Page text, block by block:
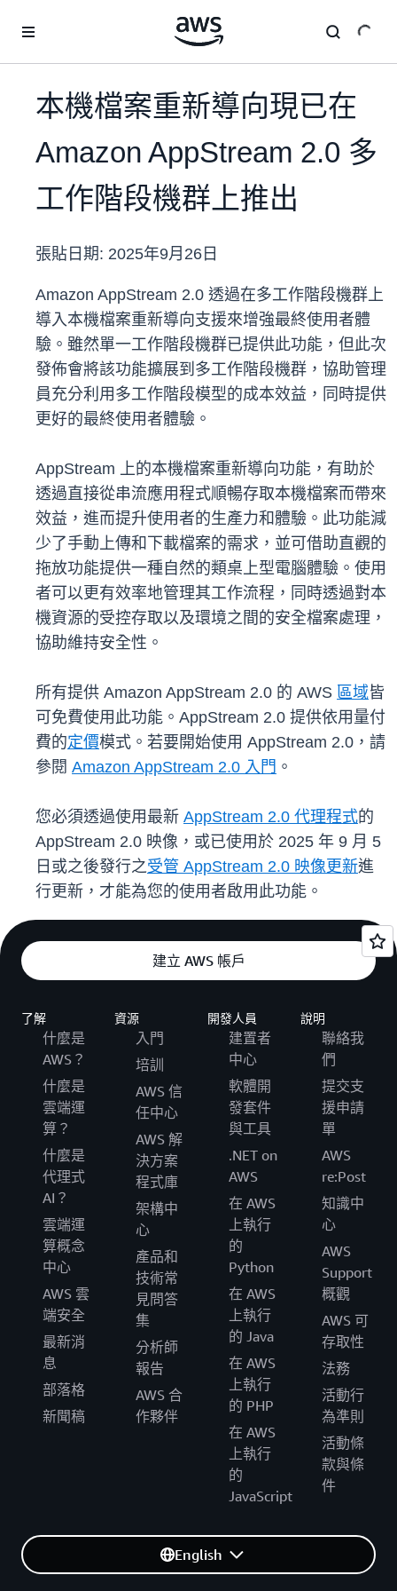
本機檔案重新導向現已在
Amazon AppStream 2.0 多
工作階段機群上推出
張貼日期: 2025年9月26日
Amazon AppStream 2.0 透過在多工作階段機群上
導入本機檔案重新導向支援來增強最終使用者體
驗。雖然單一工作階段機群已提供此功能，但此次
發佈會將該功能擴展到多工作階段機群，協助管理
員充分利用多工作階段模型的成本效益，同時提供
更好的最終使用者體驗。
AppStream 上的本機檔案重新導向功能，有助於
透過直接從串流應用程式順暢存取本機檔案而帶來
效益，進而提升使用者的生產力和體驗。此功能減
少了手動上傳和下載檔案的需求，並可借助直觀的
拖放功能提供一種自然的類桌上型電腦體驗。使用
者可以更有效率地管理其工作流程，同時透過對本
機資源的受控存取以及環境之間的安全檔案處理，
協助維持安全性。
所有提供 Amazon AppStream 2.0 的 AWS 區域皆
可免費使用此功能。AppStream 2.0 提供依用量付
費的定價模式。若要開始使用 AppStream 2.0，請
參閱 Amazon AppStream 2.0 入門 。
您必須透過使用最新 AppStream 2.0 代理程式的
AppStream 2.0 映像，或已使用於 2025 年 9 月 5
日或之後發行之受管 AppStream 2.0 映像更新進
行更新，才能為您的使用者啟用此功能。
建立 AWS 帳戶
了解
什麼是
AWS？
什麼是
雲端運
算？
什麼是
代理式
AI？
雲端運
算概念
中心
AWS 雲
端安全
最新消
息
部落格
新聞稿
資源
入門
培訓
AWS 信
任中心
AWS 解
決方案
程式庫
架構中
心
產品和
技術常
見問答
集
分析師
報告
AWS 合
作夥伴
開發人員
建置者
中心
軟體開
發套件
與工具
.NET on
AWS
在 AWS
上執行
的
Python
在 AWS
上執行
的 Java
在 AWS
上執行
的 PHP
在 AWS
上執行
的
JavaScript
說明
聯絡我
們
提交支
援申請
單
AWS
re:Post
知識中
心
AWS
Support
概觀
AWS 可
存取性
法務
活動行
為準則
活動條
款與條
件
English